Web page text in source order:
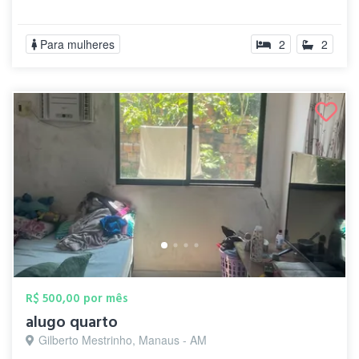
Para mulheres 2 2
R$ 500,00 por mês
alugo quarto
Gilberto Mestrinho, Manaus - AM